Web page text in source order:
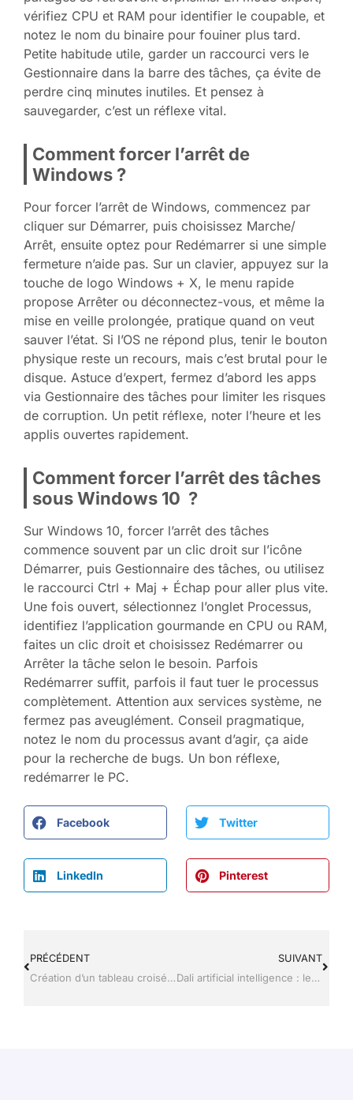
vérifiez CPU et RAM pour identifier le coupable, et
notez le nom du binaire pour fouiner plus tard.
Petite habitude utile, garder un raccourci vers le
Gestionnaire dans la barre des tâches, ça évite de
perdre cinq minutes inutiles. Et pensez à
sauvegarder, c’est un réflexe vital.
Comment forcer l’arrêt de
Windows ?
Pour forcer l’arrêt de Windows, commencez par
cliquer sur Démarrer, puis choisissez Marche/
Arrêt, ensuite optez pour Redémarrer si une simple
fermeture n’aide pas. Sur un clavier, appuyez sur la
touche de logo Windows + X, le menu rapide
propose Arrêter ou déconnectez-vous, et même la
mise en veille prolongée, pratique quand on veut
sauver l’état. Si l’OS ne répond plus, tenir le bouton
physique reste un recours, mais c’est brutal pour le
disque. Astuce d’expert, fermez d’abord les apps
via Gestionnaire des tâches pour limiter les risques
de corruption. Un petit réflexe, noter l’heure et les
applis ouvertes rapidement.
Comment forcer l’arrêt des tâches
sous Windows 10 ?
Sur Windows 10, forcer l’arrêt des tâches
commence souvent par un clic droit sur l’icône
Démarrer, puis Gestionnaire des tâches, ou utilisez
le raccourci Ctrl + Maj + Échap pour aller plus vite.
Une fois ouvert, sélectionnez l’onglet Processus,
identifiez l’application gourmande en CPU ou RAM,
faites un clic droit et choisissez Redémarrer ou
Arrêter la tâche selon le besoin. Parfois
Redémarrer suffit, parfois il faut tuer le processus
complètement. Attention aux services système, ne
fermez pas aveuglément. Conseil pragmatique,
notez le nom du processus avant d’agir, ça aide
pour la recherche de bugs. Un bon réflexe,
redémarrer le PC.
Facebook Twitter
LinkedIn Pinterest
PRÉCÉDENT
Création d’un tableau croisé dynamique : la méthode claire pour un rapport exploitable
SUIVANT
Dali artificial intelligence : le vrai sens entre DALL·E et Dalí ?